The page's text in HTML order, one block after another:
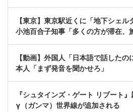
【東京】東京駅近くに「地下シェ
小池百合子知事「多くの方が滞在、
【動画】外国人「日本語で話した
本人「まず発音を聞かせろ」
『シュタインズ・ゲート リブート
γ（ガンマ）世界線が追加される